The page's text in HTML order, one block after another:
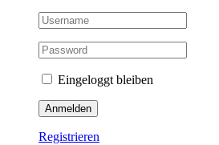
Eingeloggt bleiben
Registrieren